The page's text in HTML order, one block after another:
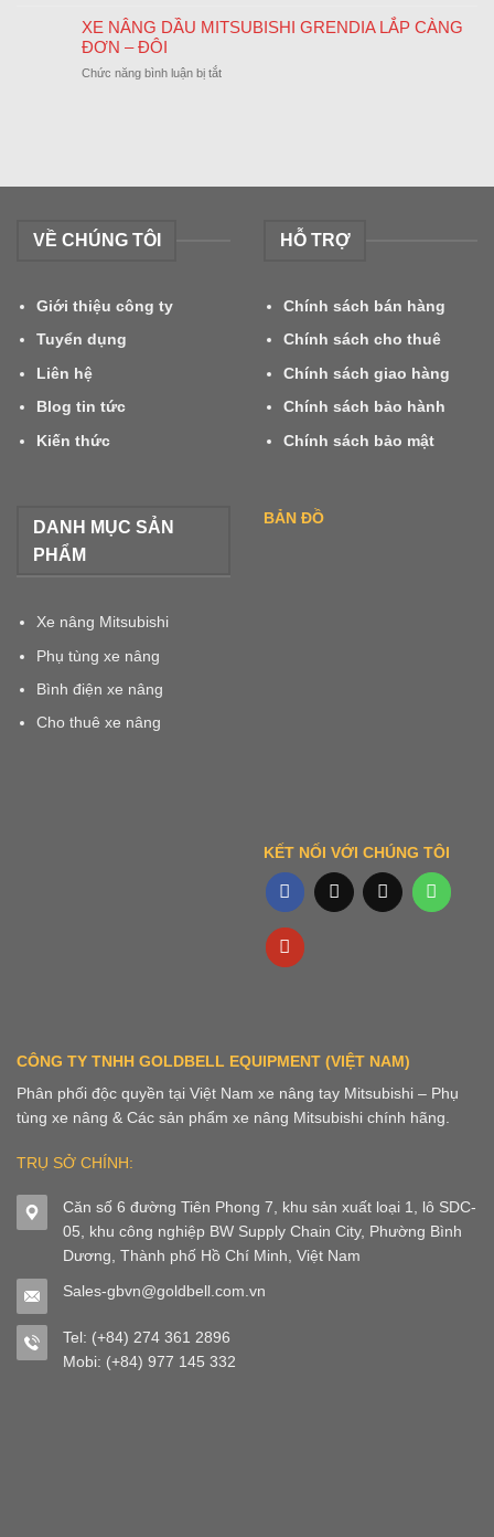
NĂM
KHÁNH
Lịch
Tết
XE NÂNG DẦU MITSUBISHI GRENDIA LẮP CÀNG
ĐƠN – ĐÔI
Chức năng bình luận bị tắtở
LẮP
VỀ CHÚNG TÔI
Giới thiệu công ty
Tuyển dụng
Liên hệ
Blog tin tức
Kiến thức
HỖ TRỢ
Chính sách bán hàng
Chính sách cho thuê
Chính sách giao hàng
Chính sách bảo hành
Chính sách bảo mật
DANH MỤC SẢN
PHẨM
Xe nâng Mitsubishi
Phụ tùng xe nâng
Bình điện xe nâng
Cho thuê xe nâng
BẢN ĐỒ
KẾT NỐI VỚI CHÚNG TÔI
CÔNG TY TNHH GOLDBELL EQUIPMENT (VIỆT NAM)
Phân phối độc quyền tại Việt Nam xe nâng tay Mitsubishi – Phụ
tùng xe nâng & Các sản phẩm xe nâng Mitsubishi chính hãng.
TRỤ SỞ CHÍNH:
Căn số 6 đường Tiên Phong 7, khu sản xuất loại 1, lô SDC-
05, khu công nghiệp BW Supply Chain City, Phường Bình
Dương, Thành phố Hồ Chí Minh, Việt Nam
Sales-gbvn@goldbell.com.vn
Tel: (+84) 274 361 2896
Mobi: (+84) 977 145 332